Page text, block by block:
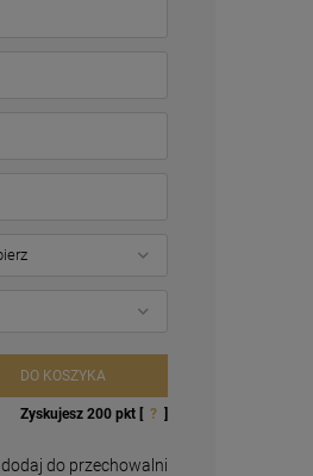
DO KOSZYKA
Zyskujesz 200pkt [ ? ]
dodaj do przechowalni